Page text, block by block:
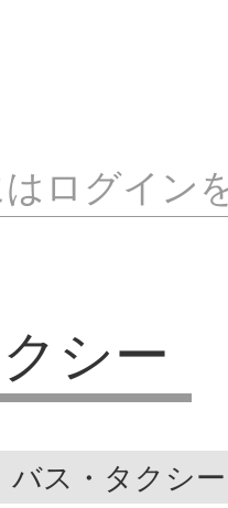
ログイン
シー
バス・タクシー